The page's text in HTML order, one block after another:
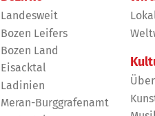
Landesweit
Bozen Leifers
Bozen Land
Eisacktal
Ladinien
Meran-Burggrafenamt